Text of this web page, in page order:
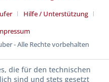
Hilfe / Unterstützung
- Alle Rechte vorbehalten
die für den technischen
sind und stets gesetzt